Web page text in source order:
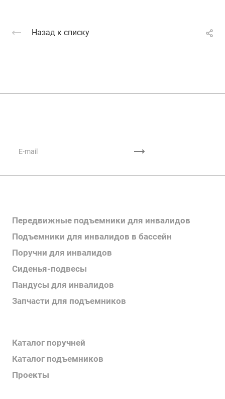
Назад к списку
Передвижные подъемники для инвалидов
Подъемники для инвалидов в бассейн
Поручни для инвалидов
Сиденья-подвесы
Пандусы для инвалидов
Запчасти для подъемников
Каталог поручней
Каталог подъемников
Проекты